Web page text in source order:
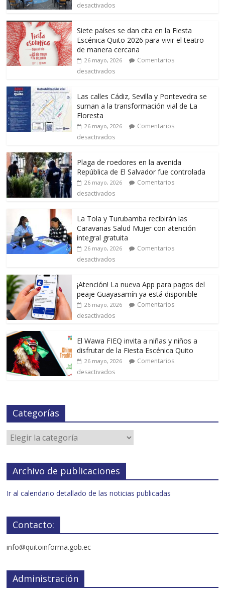
desactivados
Siete países se dan cita en la Fiesta
Escénica Quito 2026 para vivir el teatro
de manera cercana
26 mayo, 2026
Comentarios
desactivados
Las calles Cádiz, Sevilla y Pontevedra se
suman a la transformación vial de La
Floresta
26 mayo, 2026
Comentarios
desactivados
Plaga de roedores en la avenida
República de El Salvador fue controlada
26 mayo, 2026
Comentarios
desactivados
La Tola y Turubamba recibirán las
Caravanas Salud Mujer con atención
integral gratuita
26 mayo, 2026
Comentarios
desactivados
¡Atención! La nueva App para pagos del
peaje Guayasamín ya está disponible
26 mayo, 2026
Comentarios
desactivados
El Wawa FIEQ invita a niñas y niños a
disfrutar de la Fiesta Escénica Quito
26 mayo, 2026
Comentarios
desactivados
Categorías
Archivo de publicaciones
Ir al calendario detallado de las noticias publicadas
Contacto:
info@quitoinforma.gob.ec
Administración